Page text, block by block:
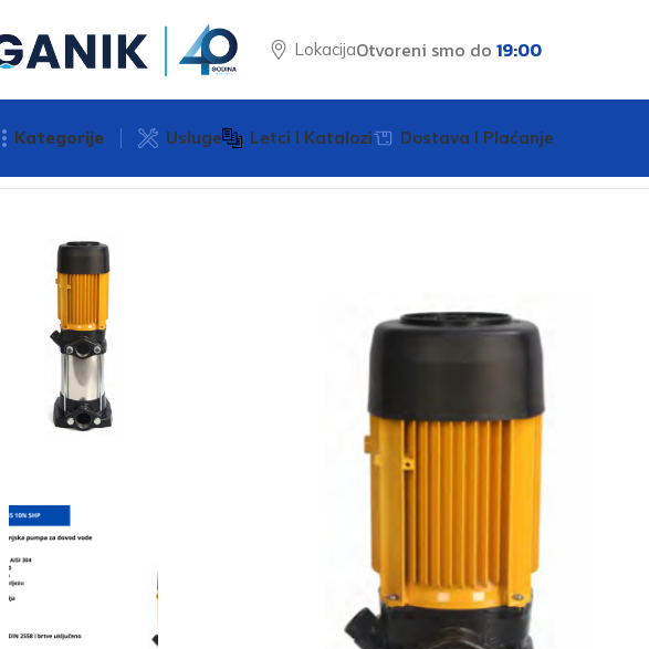
LokacijaOtvoreni smo do 19:00
Kategorije Usluge Letci I Katalozi Dostava I Plaćanje